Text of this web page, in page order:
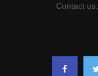
Contact us: